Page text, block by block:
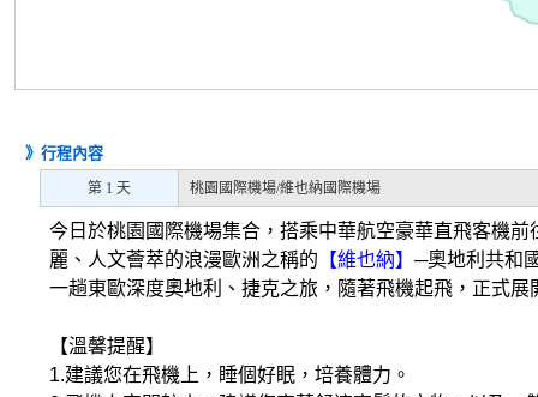
》行程內容
第 1 天 桃園國際機場/維也納國際機場
今日於桃園國際機場集合，搭乘中華航空豪華直飛客機
麗、人文薈萃的浪漫歐洲之稱的 【維也納】 ─奧地利共和
一趟東歐深度奧地利、捷克之旅，隨著飛機起飛，正式展
【溫馨提醒】
1.建議您在飛機上，睡個好眠，培養體力。